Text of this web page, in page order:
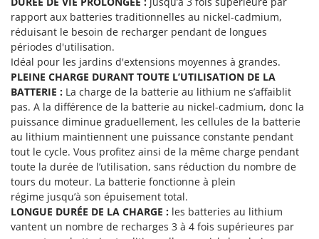
Stiga
Stocker
Sunseeker
T
Tecla
TecnoGen
Tellarini Pompe
Telwin
Tenco
Tineco
Titania
rapport aux batteries traditionnelles au nickel-cadmium,
réduisant le besoin de recharger pendant de longues
périodes d'utilisation.
Idéal pour les jardins d'extensions moyennes à grandes.
PLEINE CHARGE DURANT TOUTE L’UTILISATION DE LA
BATTERIE : La charge de la batterie au lithium ne s’affaiblit
pas. A la différence de la batterie au nickel-cadmium, donc la
puissance diminue graduellement, les cellules de la batterie
au lithium maintiennent une puissance constante pendant
tout le cycle. Vous profitez ainsi de la même charge pendant
toute la durée de l’utilisation, sans réduction du nombre de
tours du moteur. La batterie fonctionne à plein
régime jusqu’à son épuisement total.
LONGUE DURÉE DE LA CHARGE : les batteries au lithium
vantent un nombre de recharges 3 à 4 fois supérieures par